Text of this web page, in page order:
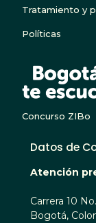
Tratamiento y
Políticas
Concurso ZIBo
Datos de
Atención
Carrera 10
Bogotá,